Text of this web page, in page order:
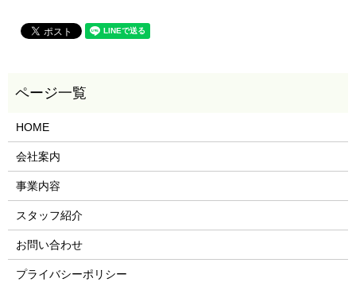
HOME
会社案内
事業内容
スタッフ紹介
お問い合わせ
プライバシーポリシー